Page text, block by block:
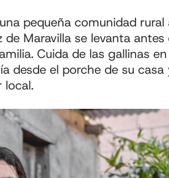
pequeña comunidad rural
de Maravilla se levanta antes
Cuida de las gallinas
desde el porche de su casa
local.